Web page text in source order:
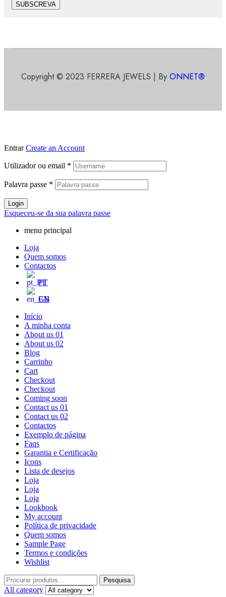
SUBSCREVA
Copyright © 2023 FERRERA JEWELS | By ONNET®
Entrar Create an Account
Utilizador ou email *
Palavra passe *
Login
Esqueceu-se da sua palavra passe
menu principal
Loja
Quem somos
Contactos
PT
EN
Início
A minha conta
About us 01
About us 02
Blog
Carrinho
Cart
Checkout
Checkout
Coming soon
Contact us 01
Contact us 02
Contactos
Exemplo de página
Faqs
Garantia e Certificação
Icons
Lista de desejos
Loja
Loja
Loja
Lookbook
My account
Política de privacidade
Quem somos
Sample Page
Termos e condições
Wishlist
Pesquisa
All category